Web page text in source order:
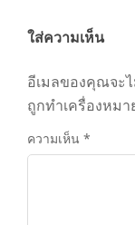
ใส่ความเห็น
อีเมลของคุณจะ
ถูกทำเครื่องหมา
ความเห็น *